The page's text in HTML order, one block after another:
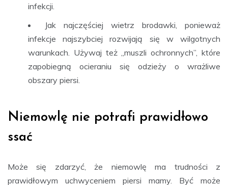
infekcji.
Jak najczęściej wietrz brodawki, ponieważ
infekcje najszybciej rozwijają się w wilgotnych
warunkach. Używaj też „muszli ochronnych”, które
zapobiegną ocieraniu się odzieży o wrażliwe
obszary piersi.
Niemowlę nie potrafi prawidłowo
ssać
Może się zdarzyć, że niemowlę ma trudności z
prawidłowym uchwyceniem piersi mamy. Być może